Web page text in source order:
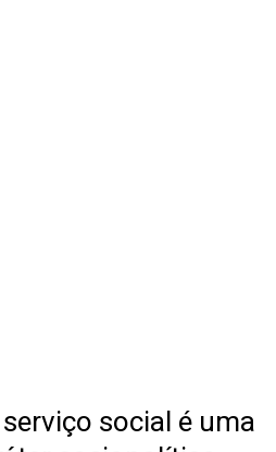
social é uma